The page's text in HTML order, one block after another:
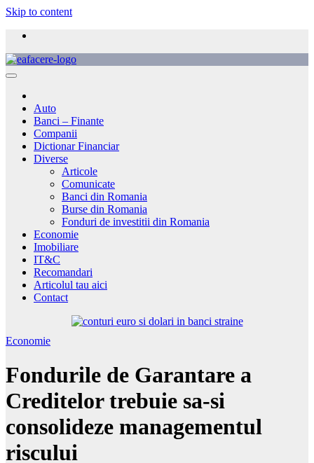
Skip to content
Auto
Banci – Finante
Companii
Dictionar Financiar
Diverse
Articole
Comunicate
Banci din Romania
Burse din Romania
Fonduri de investitii din Romania
Economie
Imobiliare
IT&C
Recomandari
Articolul tau aici
Contact
Economie
Fondurile de Garantare a
Creditelor trebuie sa-si
consolideze managementul
riscului